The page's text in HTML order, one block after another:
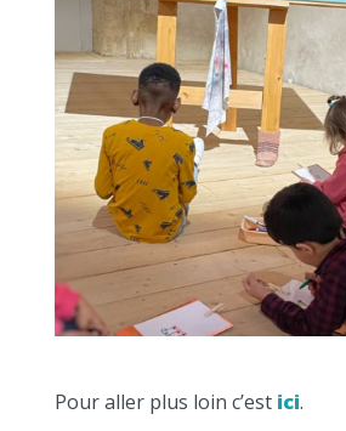
Pour aller plus loin c’est ici.